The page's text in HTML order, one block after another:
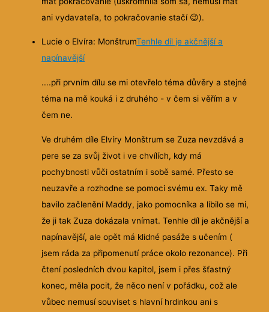
ani vydavateľa, to pokračovanie stačí 😉).
Lucie o Elvíra: MonštrumTenhle díl je akčnější a
napínavější
....při prvním dílu se mi otevřelo téma důvěry a stejné
téma na mě kouká i z druhého - v čem si věřím a v
čem ne.
Ve druhém díle Elvíry Monštrum se Zuza nevzdává a
pere se za svůj život i ve chvílích, kdy má
pochybnosti vůči ostatním i sobě samé. Přesto se
neuzavře a rozhodne se pomoci svému ex. Taky mě
bavilo začlenění Maddy, jako pomocníka a líbilo se mi,
že ji tak Zuza dokázala vnímat. Tenhle díl je akčnější a
napínavější, ale opět má klidné pasáže s učením (
jsem ráda za připomenutí práce okolo rezonance). Při
čtení posledních dvou kapitol, jsem i přes šťastný
konec, měla pocit, že něco není v pořádku, což ale
vůbec nemusí souviset s hlavní hrdinkou ani s